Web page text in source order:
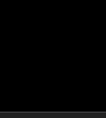
aduce eleganță